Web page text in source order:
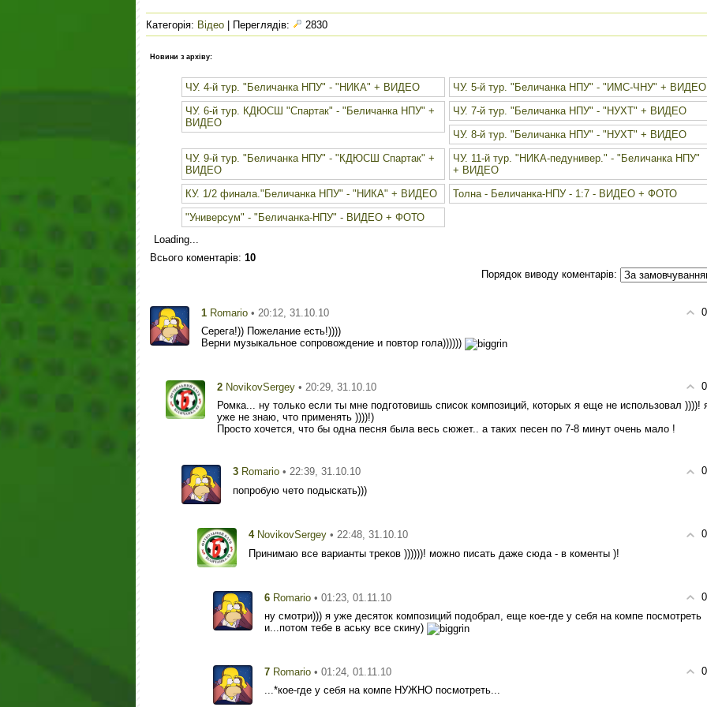
Категорія: Відео| Переглядів: 2830
Новини з архіву:
ЧУ. 4-й тур. "Беличанка НПУ" - "НИКА" + ВИДЕО
ЧУ. 5-й тур. "Беличанка НПУ" - "ИМС-ЧНУ" + ВИДЕО
ЧУ. 6-й тур. КДЮСШ "Спартак" - "Беличанка НПУ" +
ВИДЕО
ЧУ. 7-й тур. "Беличанка НПУ" - "НУХТ" + ВИДЕО
ЧУ. 8-й тур. "Беличанка НПУ" - "НУХТ" + ВИДЕО
ЧУ. 9-й тур. "Беличанка НПУ" - "КДЮСШ Спартак" +
ВИДЕО
ЧУ. 11-й тур. "НИКА-педунивер." - "Беличанка НПУ"
+ ВИДЕО
КУ. 1/2 финала."Беличанка НПУ" - "НИКА" + ВИДЕО
Толна - Беличанка-НПУ - 1:7 - ВИДЕО + ФОТО
"Универсум" - "Беличанка-НПУ" - ВИДЕО + ФОТО
Loading...
Всього коментарів: 10
Порядок виводу коментарів:
0
1 Romario • 20:12, 31.10.10
Серега!)) Пожелание есть!))))
Верни музыкальное сопровождение и повтор гола))))))
0
2 NovikovSergey • 20:29, 31.10.10
Ромка... ну только если ты мне подготовишь список композиций, которых я еще не использовал ))))!
уже не знаю, что применять ))))!)
Просто хочется, что бы одна песня была весь сюжет.. а таких песен по 7-8 минут очень мало !
0
3 Romario • 22:39, 31.10.10
попробую чето подыскать)))
0
4 NovikovSergey • 22:48, 31.10.10
Принимаю все варианты треков ))))))! можно писать даже сюда - в коменты )!
0
6 Romario • 01:23, 01.11.10
ну смотри))) я уже десяток композиций подобрал, еще кое-где у себя на компе посмотреть
и...потом тебе в аську все скину)
0
7 Romario • 01:24, 01.11.10
...*кое-где у себя на компе НУЖНО посмотреть...